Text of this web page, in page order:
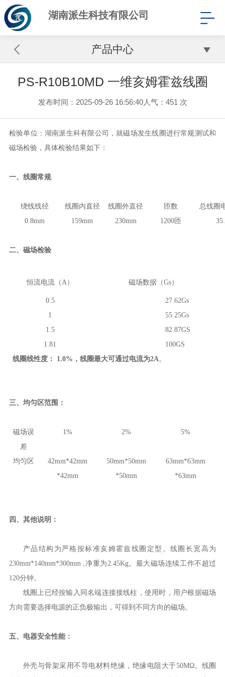
湖南派生科技有限公司
产品中心
PS-R10B10MD 一维亥姆霍兹线圈
发布时间：2025-09-26 16:56:40人气： 451 次
检验单位：湖南派生科有限公司，就磁场发生线圈进行常规测试和
磁场检验，具体检验结果如下：
一、 线圈常规
绕线线径 线圈内直径 线圈外直径 匝数
总线圈
0.8mm 159mm 230mm 1200匝
二、 磁场检验
恒流电流（A） 磁场数据（Gs）
0.5 27.62Gs
1
55.25Gs
1.5
82.87GS
1.81
100GS
线圈线性度：
1.0% ，线圈最大可通过电流为2A。
三、 均匀区范围：
磁场误
差
1% 2% 5%
均匀区 42mm*42mm
*42mm
50mm*50mm
*50mm
63mm*63mm
*63mm
四 、 其他说明：
产品结构为严格按标准亥姆霍兹线圈定型。线圈长宽高为
230mm*140mm*300mm ,净重为2.45Kg。 最大磁场连续工作不超过
120分钟。
线圈上已经按输入同名端连接接线柱，使用时，用户根据磁场
方向需要选择电源的正负极输出，可得到不同方向的磁场。
五、 电器安全性能：
外壳与骨架采用不导电材料绝缘，绝缘电阻大于50MΩ。线圈